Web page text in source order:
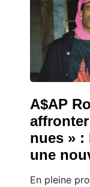
A$AP
nues » :
une
En pleine